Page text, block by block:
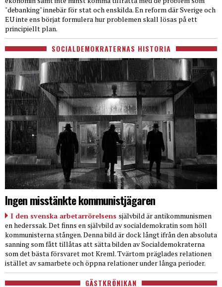
"debanking" innebär för stat och enskilda. En reform där Sverige och
EU inte ens börjat formulera hur problemen skall lösas på ett
principiellt plan.
SOCIALDEMOKRATERNAS HISTORIA
Ingen misstänkte kommunistjägaren
I den svenska arbetarrörelsens självbild är antikommunismen
en hederssak. Det finns en självbild av socialdemokratin som höll
kommunisterna stången. Denna bild är dock långt ifrån den absoluta
sanning som fått tillåtas att sätta bilden av Socialdemokraterna
som det bästa försvaret mot Kreml. Tvärtom präglades relationen
istället av samarbete och öppna relationer under långa perioder.
GÄSTKRÖNIKAN